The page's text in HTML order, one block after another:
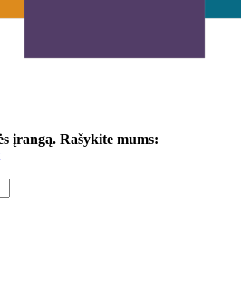
įrangą. Rašykite mums: